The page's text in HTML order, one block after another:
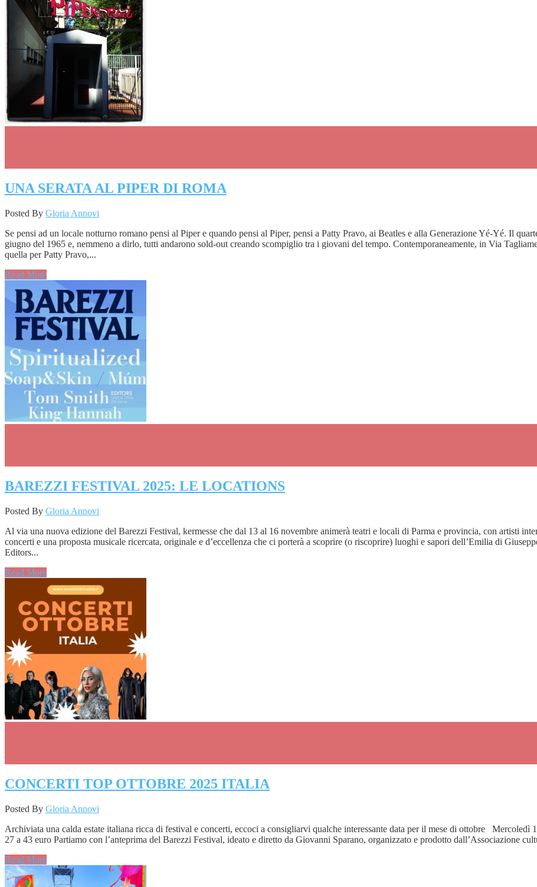
UNA SERATA AL PIPER DI ROMA
Posted By Gloria Annovi
Se pensi ad un locale notturno romano pensi al Piper e quando pensi al Piper, pensi a Patty Pravo, ai Beatles e alla Generazione Yé-Yé. Il
giugno del 1965 e, nemmeno a dirlo, tutti andarono sold-out creando scompiglio tra i giovani del tempo. Contemporaneamente, in Via
quella per Patty Pravo,...
Read More
BAREZZI FESTIVAL 2025: LE LOCATIONS
Posted By Gloria Annovi
Al via una nuova edizione del Barezzi Festival, kermesse che dal 13 al 16 novembre animerà teatri e locali di Parma e provincia, con artisti
concerti e una proposta musicale ricercata, originale e d’eccellenza che ci porterà a scoprire (o riscoprire) luoghi e sapori dell’Emilia di
Editors...
Read More
CONCERTI TOP OTTOBRE 2025 ITALIA
Posted By Gloria Annovi
Archiviata una calda estate italiana ricca di festival e concerti, eccoci a consigliarvi qualche interessante data per il mese di ottobre
27 a 43 euro Partiamo con l’anteprima del Barezzi Festival, ideato e diretto da Giovanni Sparano, organizzato e prodotto dall’Associazione
Read More